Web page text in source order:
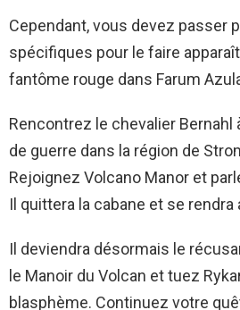
Cependant, vous devez passer
spécifiques pour le faire
fantôme rouge dans Farum
Rencontrez le chevalier Bernahl
de guerre dans la région de
Rejoignez Volcano Manor et
Il quittera la cabane et se rendra
Il deviendra désormais le
le Manoir du Volcan et tuez
blasphème. Continuez votre